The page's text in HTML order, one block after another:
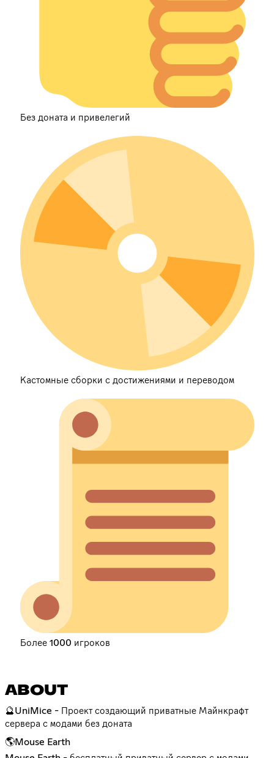
Без доната и привелегий
Кастомные сборки с достижениями и переводом
Более 1000 игроков
ABOUT
🔮UniMice - Проект создающий приватные Майнкрафт
сервера с модами без доната
🌎Mouse Earth